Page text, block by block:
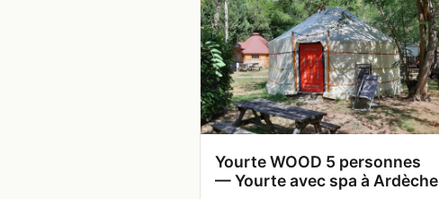
Yourte WOOD 5 personnes
— Yourte avec spa à Ardèche